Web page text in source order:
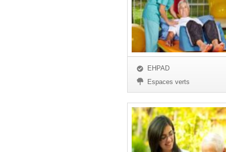
EHPAD
Espaces verts